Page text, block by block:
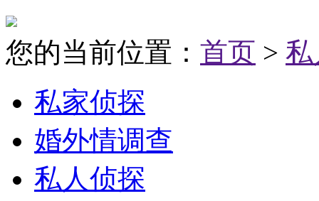
您的当前位置： 首页 >
私家侦探
婚外情调查
私人侦探